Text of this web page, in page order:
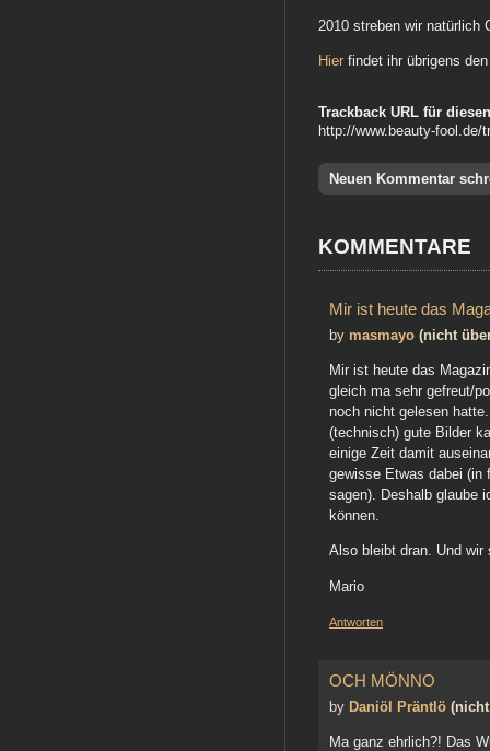
2010 streben wir natürlich
Hier findet ihr übrigens
Trackback URL für
http://www.beauty-fool.de/
Neuen Kommentar
KOMMENTARE
Mir ist heute das
by masmayo (nicht
Mir ist heute das
gleich ma sehr gefreut/
noch nicht gelesen hatte.
(technisch) gute Bilder
einige Zeit damit
gewisse Etwas dabei (in
sagen). Deshalb glaube
können.
Also bleibt dran. Und wir
Mario
Antworten
OCH MÖNNO
by Daniöl Präntlö
Ma ganz ehrlich?! Das